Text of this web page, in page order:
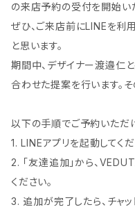
の来店予約の受付を開始い
ぜひ、ご来店前にLINEを利
と思います。
期間中、デザイナー渡邉仁
合わせた提案を行います。
以下の手順でご予約いただ
1. LINEアプリを起動してくだ
2. 「友達追加」から、
ください。
3. 追加が完了したら、チャ